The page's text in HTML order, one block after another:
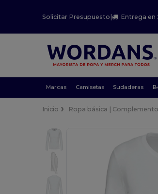
Solicitar Presupuesto | Entrega en
Marcas Camisetas Sudaderas
Inicio Ropa básica |